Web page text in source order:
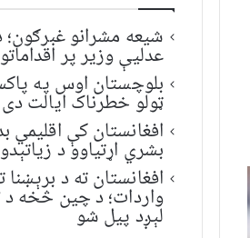
شیعه مشرانو غبرګون؛
عدلیې وزیر پر
بلوچستان اوس په
ټولو خطرناک ایالت دی
بشري اړتیاوو د
افغانستان ته د برېښنا
لېږد پیل شو